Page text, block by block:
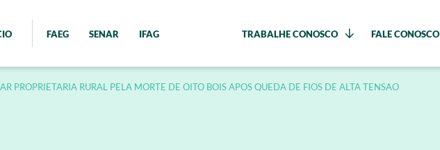
FAEG SENAR IFAG TRABALHE CONOSCO FALE CONOSCO
PROPRIETARIA RURAL PELA MORTE DE OITO BOIS APOS QUEDA DE FIOS DE ALTA TENSAO